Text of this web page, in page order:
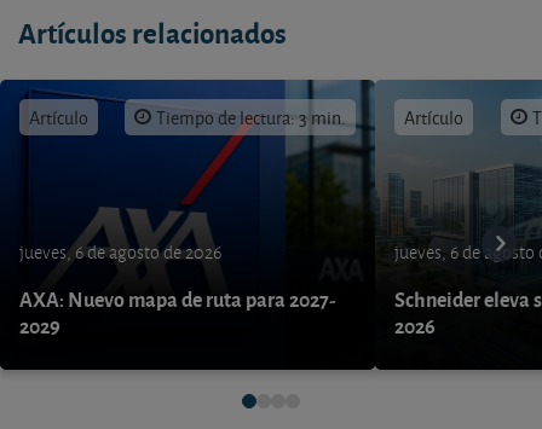
Artículos relacionados
Artículo Tiempo de lectura: 3 min.
jueves, 6 de agosto de 2026
AXA: Nuevo mapa de ruta para 2027-
2029
Artículo
jueves, 6 de agosto
Schneider eleva
2026